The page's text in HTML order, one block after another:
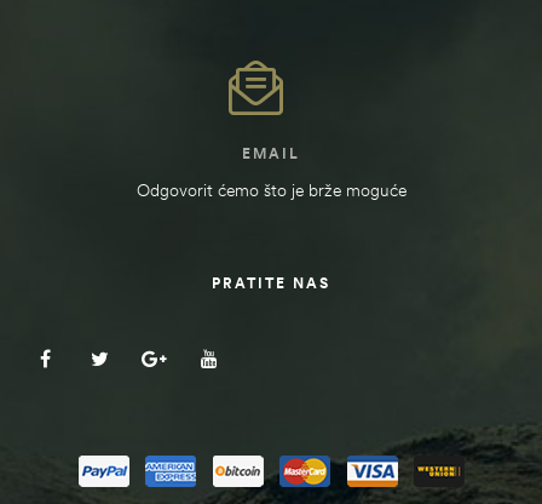
EMAIL
Odgovorit ćemo što je brže moguće
PRATITE NAS